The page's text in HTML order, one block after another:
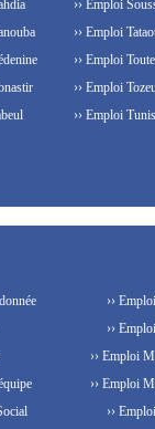
›› Emploi
›› Emploi
›› Emploi
›› Emploi
›› Emploi Tunis
››
››
›› Emploi
›› Emploi
››